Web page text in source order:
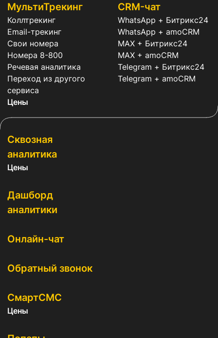
МультиТрекинг
Коллтрекинг
Email-трекинг
Свои номера
Номера 8-800
Речевая аналитика
Переход из другого
сервиса
Цены
CRM-чат
WhatsApp + Битрикс24
WhatsApp + amoCRM
MAX + Битрикс24
MAX + amoCRM
Telegram + Битрикс24
Telegram + amoCRM
Сквозная
аналитика
Цены
Дашборд
аналитики
Онлайн-чат
Обратный звонок
СмартСМС
Цены